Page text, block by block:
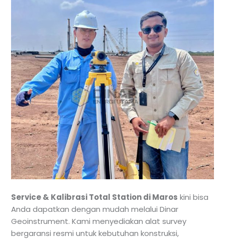
Service & Kalibrasi Total Station di Maros kini bisa
Anda dapatkan dengan mudah melalui Dinar
Geoinstrument. Kami menyediakan alat survey
bergaransi resmi untuk kebutuhan konstruksi,